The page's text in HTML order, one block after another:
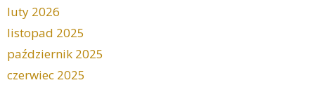
luty 2026
listopad 2025
październik 2025
czerwiec 2025